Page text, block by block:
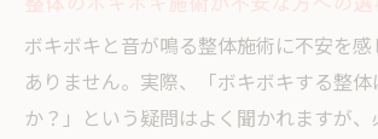
ボキボキと音が鳴る整体施術に不安を感
ありません。実際、「ボキボキする整
か？」という疑問はよく聞かれますが